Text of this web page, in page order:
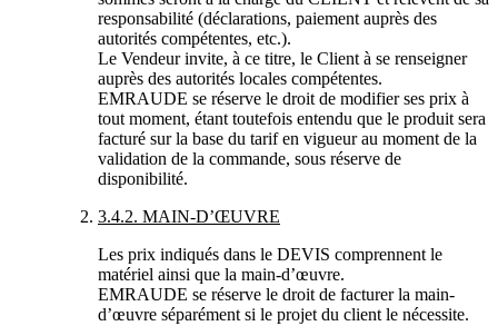
responsabilité (déclarations, paiement auprès des
autorités compétentes, etc.).
Le Vendeur invite, à ce titre, le Client à se renseigner
auprès des autorités locales compétentes.
EMRAUDE se réserve le droit de modifier ses prix à
tout moment, étant toutefois entendu que le produit sera
facturé sur la base du tarif en vigueur au moment de la
validation de la commande, sous réserve de
disponibilité.
3.4.2. MAIN-D’ŒUVRE
Les prix indiqués dans le DEVIS comprennent le
matériel ainsi que la main-d’œuvre.
EMRAUDE se réserve le droit de facturer la main-
d’œuvre séparément si le projet du client le nécessite.